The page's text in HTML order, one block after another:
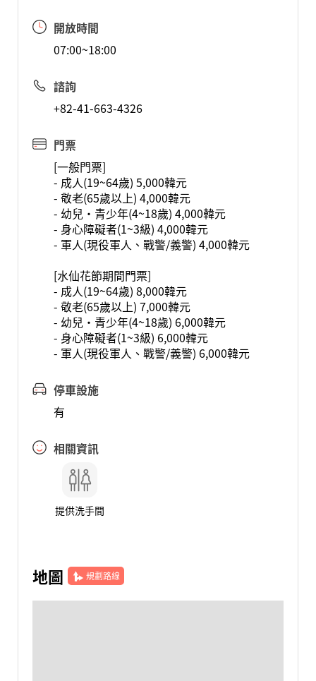
開放時間
07:00~18:00
諮詢
+82-41-663-4326
門票
[一般門票]
- 成人(19~64歲) 5,000韓元
- 敬老(65歲以上) 4,000韓元
- 幼兒·青少年(4~18歲) 4,000韓元
- 身心障礙者(1~3級) 4,000韓元
- 軍人(現役軍人、戰警/義警) 4,000韓元
[水仙花節期間門票]
- 成人(19~64歲) 8,000韓元
- 敬老(65歲以上) 7,000韓元
- 幼兒·青少年(4~18歲) 6,000韓元
- 身心障礙者(1~3級) 6,000韓元
- 軍人(現役軍人、戰警/義警) 6,000韓元
停車設施
有
相關資訊
提供洗手間
地圖 規劃路線